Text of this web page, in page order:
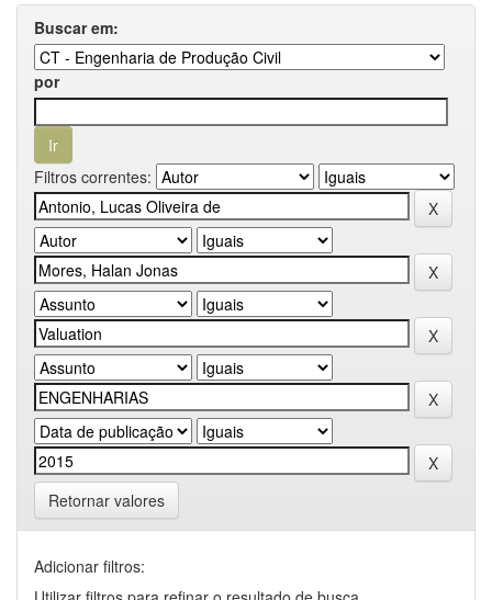
Buscar em:
por
Filtros correntes:
Retornar valores
Adicionar filtros: